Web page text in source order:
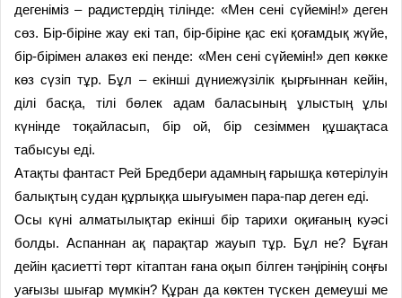
дегеніміз – радистердің тілінде: «Мен сені сүйемін!» деген
сөз. Бір-біріне жау екі тап, бір-біріне қас екі қоғамдық жүйе,
бір-бірімен алакөз екі пенде: «Мен сені сүйемін!» деп көкке
көз сүзіп тұр. Бұл – екінші дүниежүзілік қырғыннан кейін,
ділі басқа, тілі бөлек адам баласының ұлыстың ұлы
күнінде тоқайласып, бір ой, бір сезіммен құшақтаса
табысуы еді.
Атақты фантаст Рей Бредбери адамның ғарышқа көтерілуін
балықтың судан құрлыққа шығуымен пара-пар деген еді.
Осы күні алматылықтар екінші бір тарихи оқиғаның куәсі
болды. Аспаннан ақ парақтар жауып тұр. Бұл не? Бұған
дейін қасиетті төрт кітаптан ғана оқып білген тәңірінің соңғы
уағызы шығар мүмкін? Құран да көктен түскен демеуші ме